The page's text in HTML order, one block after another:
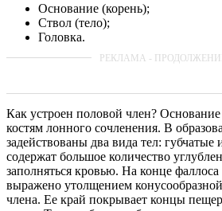
Основание (корень);
Ствол (тело);
Головка.
Как устроен половой член?
костям лонного сочленения. В
задействованы два вида тел:
содержат большое количество
заполняться кровью. На конце фаллоса
выражено утолщением
члена. Ее край покрывает концы